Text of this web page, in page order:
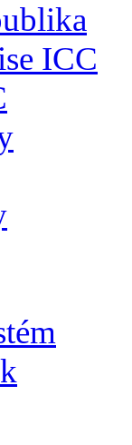
ICC